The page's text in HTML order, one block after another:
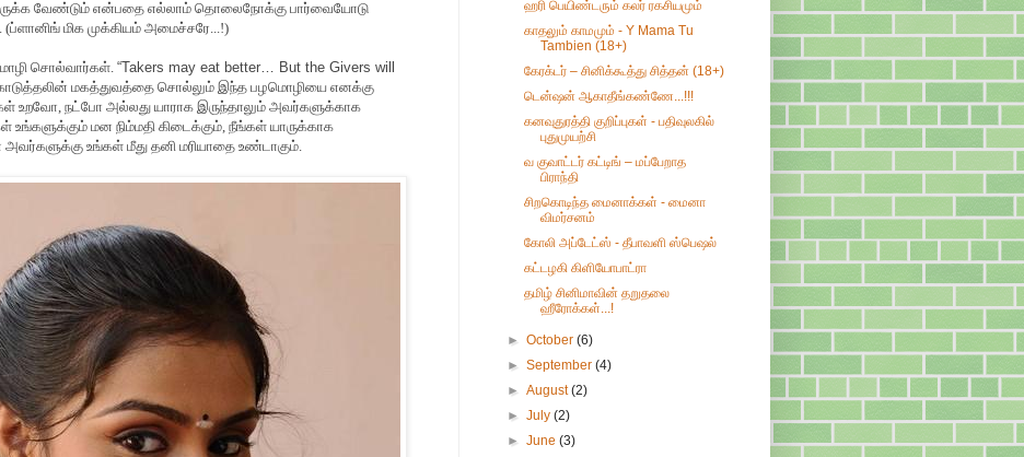
வேண்டும் என்பதை எல்லாம் தொலைநோக்கு பார்வையோடு
(ப்ளானிங் மிக முக்கியம் அமைச்சரே...!)
சொல்வார்கள். “Takers may eat better… But the Givers will
மகத்துவத்தை சொல்லும் இந்த பழமொழியை எனக்கு
உறவோ, நட்போ அல்லது யாராக இருந்தாலும் அவர்களுக்காக
உங்களுக்கும் மன நிம்மதி கிடைக்கும், நீங்கள் யாருக்காக
உங்கள் மீது தனி மரியாதை உண்டாகும்.
ஹரி பெயிண்டரும் கலர் ரகசியமும்
காதலும் காமமும் - Y Mama Tu
Tambien (18+)
கேரக்டர் – சினிக்கூத்து சித்தன் (18+)
டென்ஷன் ஆகாதீங்கண்ணே...!!!
கனவுதுரத்தி குறிப்புகள் - பதிவுலகில்
புதுமுயற்சி
வ குவாட்டர் கட்டிங் – மப்பேறாத
பிராந்தி
சிறகொடிந்த மைனாக்கள் - மைனா
விமர்சனம்
கோலி அப்டேட்ஸ் - தீபாவளி ஸ்பெஷல்
கட்டழகி கிளியோபாட்ரா
தமிழ் சினிமாவின் தறுதலை
ஹீரோக்கள்...!
►October(6)
►September(4)
►August(2)
►July(2)
►June(3)